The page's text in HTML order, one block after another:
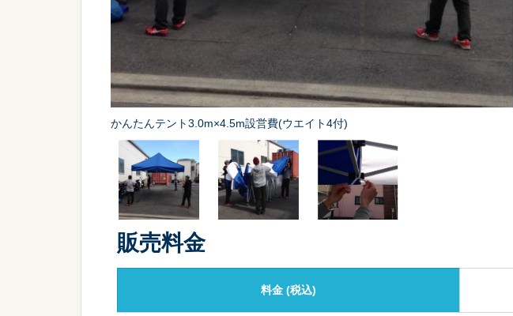
かんたんテント3.0m×4.5m設営費(ウエイト4付)
販売料金
料金 (税込)